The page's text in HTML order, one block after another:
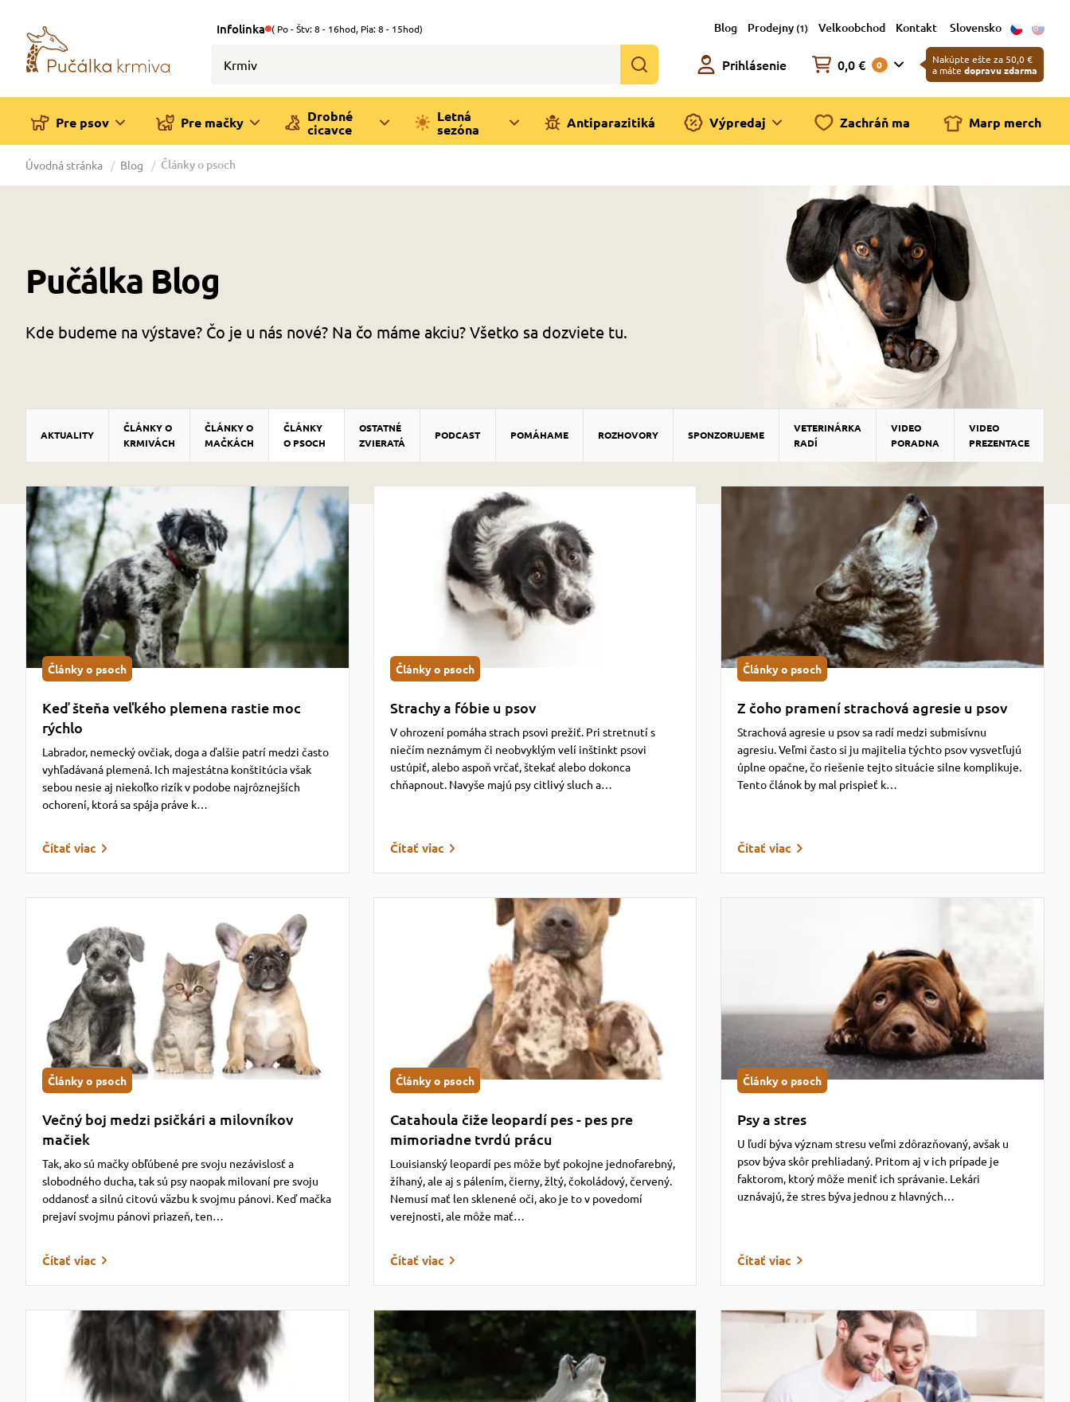
Infolinka ( Po - Štv: 8 - 16hod, Pia: 8 - 15hod) Blog Prodejny (1) Velkoobchod Kontakt Slovensko
Prihlásenie 0,0 € 0
Nakúpte ešte za 50,0 €
a máte dopravu zdarma
Pre psov Pre mačky
Drobné
cicavce
Letná
sezóna
Antiparazitiká Výpredaj Zachráň ma Marp merch
Úvodná stránka Blog Články o psoch
Pučálka Blog
Kde budeme na výstave? Čo je u nás nové? Na čo máme akciu? Všetko sa dozviete tu.
AKTUALITY
ČLÁNKY O
KRMIVÁCH
ČLÁNKY O
MAČKÁCH
ČLÁNKY
O PSOCH
OSTATNÉ
ZVIERATÁ
PODCAST POMÁHAME ROZHOVORY SPONZORUJEME
VETERINÁRKA
RADÍ
VIDEO
PORADNA
VIDEO
PREZENTACE
Články o psoch
Keď šteňa veľkého plemena rastie moc
rýchlo
Labrador, nemecký ovčiak, doga a ďalšie patrí medzi často
vyhľadávaná plemená. Ich majestátna konštitúcia však
sebou nesie aj niekoľko rizík v podobe najrôznejších
ochorení, ktorá sa spája práve k…
Čítať viac
Články o psoch
Strachy a fóbie u psov
V ohrození pomáha strach psovi prežiť. Pri stretnutí s
niečím neznámym či neobvyklým velí inštinkt psovi
ustúpiť, alebo aspoň vrčať, štekať alebo dokonca
chňapnout. Navyše majú psy citlivý sluch a…
Čítať viac
Články o psoch
Z čoho pramení strachová agresie u psov
Strachová agresie u psov sa radí medzi submisívnu
agresiu. Veľmi často si ju majitelia týchto psov vysvetľujú
úplne opačne, čo riešenie tejto situácie silne komplikuje.
Tento článok by mal prispieť k…
Čítať viac
Články o psoch
Večný boj medzi psičkári a milovníkov
mačiek
Tak, ako sú mačky obľúbené pre svoju nezávislosť a
slobodného ducha, tak sú psy naopak milovaní pre svoju
oddanosť a silnú citovú väzbu k svojmu pánovi. Keď mačka
prejaví svojmu pánovi priazeň, ten…
Čítať viac
Články o psoch
Catahoula čiže leopardí pes - pes pre
mimoriadne tvrdú prácu
Louisianský leopardí pes môže byť pokojne jednofarebný,
žíhaný, ale aj s pálením, čierny, žltý, čokoládový, červený.
Nemusí mať len sklenené oči, ako je to v povedomí
verejnosti, ale môže mať…
Čítať viac
Články o psoch
Psy a stres
U ľudí býva význam stresu veľmi zdôrazňovaný, avšak u
psov býva skôr prehliadaný. Pritom aj v ich prípade je
faktorom, ktorý môže meniť ich správanie. Lekári
uznávajú, že stres býva jednou z hlavných…
Čítať viac